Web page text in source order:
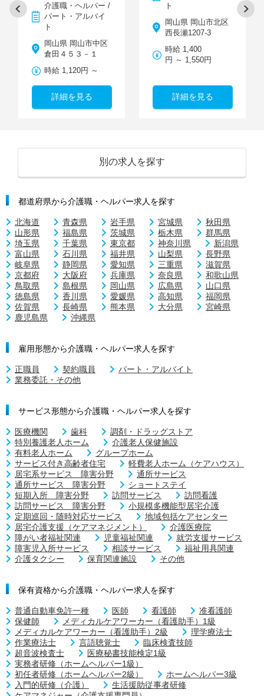
介護職・ヘルパー /
パート・アルバイ
ト
岡山県 岡山市中区
倉田４５３－１
時給 1,120円 ～
詳細を見る
ト
岡山県 岡山市北区
西長瀬1207-3
時給 1,400
円 ～ 1,550円
詳細を見る
別の求人を探す
都道府県から介護職・ヘルパー求人を探す
北海道 青森県 岩手県 宮城県
秋田県
山形県
福島県 茨城県 栃木県
群馬県
埼玉県
千葉県 東京都 神奈川県
新潟県
富山県
石川県 福井県 山梨県
長野県
岐阜県
静岡県 愛知県 三重県
滋賀県
京都府
大阪府 兵庫県 奈良県
和歌山県
鳥取県
島根県 岡山県 広島県
山口県
徳島県
香川県 愛媛県 高知県
福岡県
佐賀県
長崎県 熊本県 大分県
宮崎県
鹿児島県
沖縄県
雇用形態から介護職・ヘルパー求人を探す
正職員 契約職員
パート・アルバイト
業務委託・その他
サービス形態から介護職・ヘルパー求人を探す
医療機関 歯科
調剤・ドラッグストア
特別養護老人ホーム
介護老人保健施設
有料老人ホーム
グループホーム
サービス付き高齢者住宅
軽費老人ホーム（ケアハウス）
居宅系サービス 障害分野
通所サービス
通所サービス 障害分野
ショートステイ
短期入所 障害分野
訪問サービス
訪問看護
訪問サービス 障害分野
小規模多機能型居宅介護
定期巡回・随時対応サービス
地域包括ケアセンター
居宅介護支援（ケアマネジメント）
介護医療院
障がい者福祉関連
児童福祉関連
就労支援サービス
障害児入所サービス
相談サービス
福祉用具関連
介護タクシー
保育関連施設 その他
保有資格から介護職・ヘルパー求人を探す
普通自動車免許一種 医師 看護師
准看護師
保健師
メディカルケアワーカー（看護助手）1級
メディカルケアワーカー（看護助手）2級
理学療法士
作業療法士
言語聴覚士
臨床検査技師
超音波検査士
医療秘書技能検定1級
実務者研修（ホームヘルパー1級）
初任者研修（ホームヘルパー2級）
ホームヘルパー3級
入門的研修（介護）
生活援助従事者研修